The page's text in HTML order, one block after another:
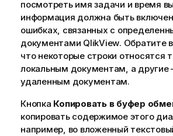
посмотреть имя задачи и время
информация должна быть
ошибках, связанных с
документами QlikView. Обратите
что некоторые строки относятся
локальным документам, а другие
удаленным документам.
Кнопка Копировать в буфер
копировать содержимое этого
например, во вложенный